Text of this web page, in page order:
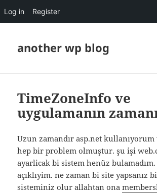
Log in Register
another wp blog
TimeZoneInfo ve
uygulamanın
Uzun zamandır asp.net
hep bir problem olmuştur. şu işi
ayarlicak bi sistem henüz
açıklıyim. ne zaman bi site yapsanız
sisteminiz olur allahtan ona